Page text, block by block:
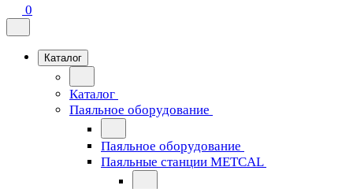
0
Каталог
Каталог
Паяльное оборудование
Паяльное оборудование
Паяльные станции METCAL